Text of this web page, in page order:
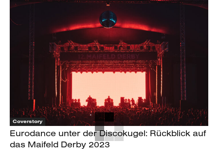
Coverstory
Eurodance unter der Discokugel: Rückblick auf
das Maifeld Derby 2023